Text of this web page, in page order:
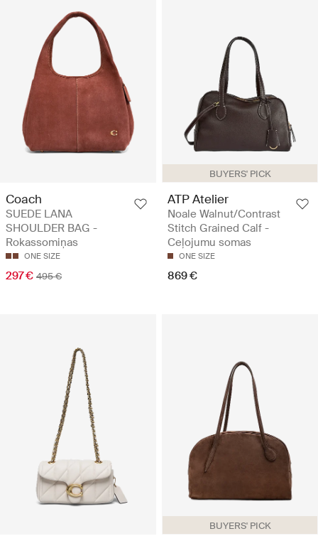
Coach
SUEDE LANA
SHOULDER BAG -
Rokassomiņas
ONE SIZE
297 € 495 €
BUYERS' PICK
ATP Atelier
Noale Walnut/Contrast
Stitch Grained Calf -
Ceļojumu somas
ONE SIZE
869 €
BUYERS' PICK